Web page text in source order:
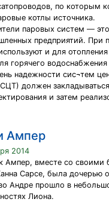
по которым
котлы источника.
паровых систем —
предприятий. При
и для
горячего
надежности сис¬тем
должен
и затем
Ампер
2014
Ампер, вместе со своими
Сарсе, была дочерью
Андре прошло в
Лиона.